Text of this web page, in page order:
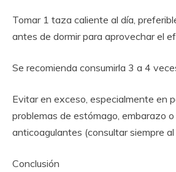
Tomar 1 taza caliente al día,
antes de dormir para aprovechar el
Se recomienda consumirla 3 a 4
Evitar en exceso, especialmente en
problemas de estómago, embarazo
anticoagulantes (consultar siempre al
Conclusión